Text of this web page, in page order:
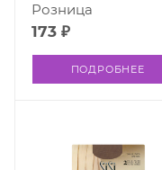
173 ₽
Розница
ПОДРОБНЕЕ